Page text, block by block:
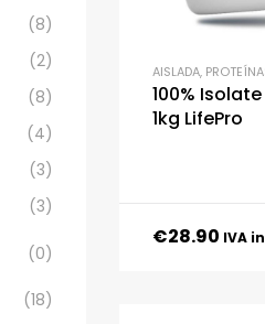
AISLADA,
100%
1kg LifePro
€28.90 IVA
(8)
(2)
(8)
(4)
(3)
(3)
(0)
(18)